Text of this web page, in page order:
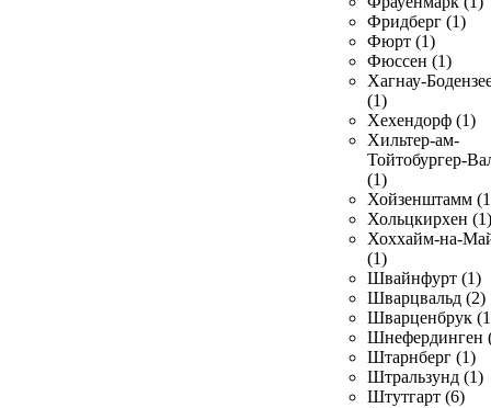
Фридберг (1)
Фюрт (1)
Фюссен (1)
Хагнау-
(1)
Хехендорф (1)
Хильтер-ам-
Тойтобургер-
(1)
Хойзенштамм
Хольцкирхен (1)
Хоххайм-на-
(1)
Швайнфурт (1)
Шварцвальд (2)
Шварценбрук
Шнефердинген
Штарнберг (1)
Штральзунд (1)
Штутгарт (6)